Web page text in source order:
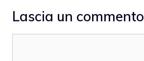
Lascia un commento